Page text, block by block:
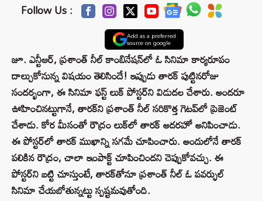
Follow Us :
Add as a preferred
source on google
జూ. ఎన్టీఆర్, ప్రశాంత్ నీల్ కాంబినేషన్‌లో ఓ సినిమా కార్యరూపం
దాల్చుకోనున్న విషయం తెలిసిందే! ఇప్పుడు తారక్ పుట్టినరోజు
సందర్భంగా, ఈ సినిమా ఫస్ట్ లుక్ పోస్టర్‌ని విడుదల చేశారు. అందరూ
ఊహించినట్టుగానే, తారక్‌ని ప్రశాంత్ నీల్ సరికొత్త గెటప్‌లో ప్రెజెంట్
చేశాడు. కోర మీసంతో రౌద్రం లుక్‌లో తారక్ అదరహో అనిపించాడు.
ఈ పోస్టర్‌లో తారక్ ముఖాన్ని సగమే చూపించారు. అందులోనే తారక్
పలికిన రౌద్రం, చాలా ఇంపాక్ట్ చూపించిందని చెప్పుకోవచ్చు. ఈ
పోస్టర్‌ని బట్టి చూస్తుంటే, తారక్‌తోనూ ప్రశాంత్ నీల్ ఓ పవర్ఫుల్
సినిమా చేయబోతున్నట్టు స్పష్టమవుతోంది.